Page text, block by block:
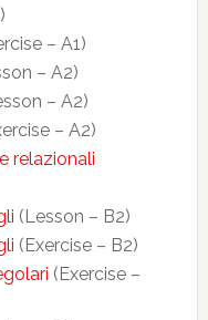
– A1)
– A2)
– A2)
– A2)
relazionali
(Lesson – B2)
(Exercise – B2)
(Exercise –